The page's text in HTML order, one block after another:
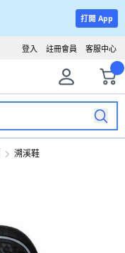
打開 App
客服中心
註冊會員
登入
溯溪鞋